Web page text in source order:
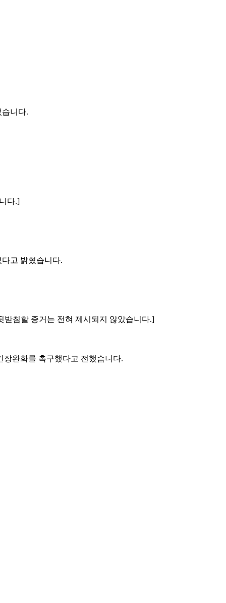
니다.
다.]
고 밝혔습니다.
받침할 증거는 전혀 제시되지 않았습니다.]
완화를 촉구했다고 전했습니다.